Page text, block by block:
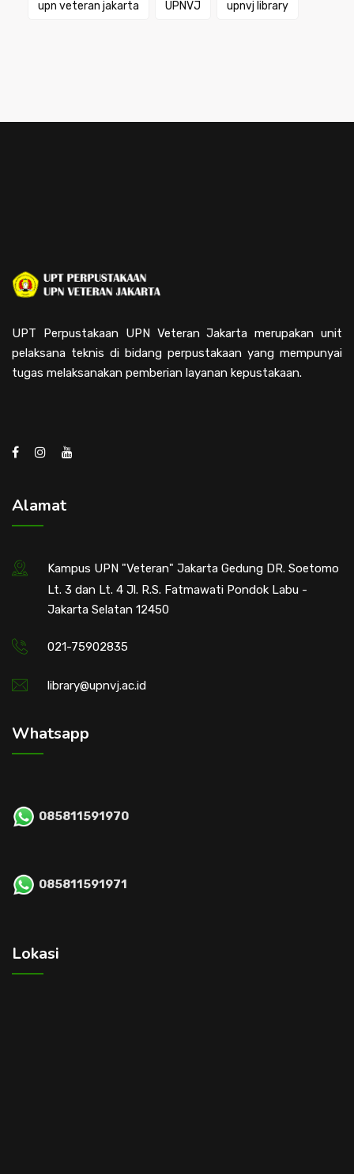
upn veteran jakarta UPNVJ upnvj library
UPT Perpustakaan UPN Veteran Jakarta merupakan unit
pelaksana teknis di bidang perpustakaan yang mempunyai
tugas melaksanakan pemberian layanan kepustakaan.
Alamat
Kampus UPN "Veteran" Jakarta Gedung DR. Soetomo
Lt. 3 dan Lt. 4 Jl. R.S. Fatmawati Pondok Labu -
Jakarta Selatan 12450
021-75902835
library@upnvj.ac.id
Whatsapp
085811591970
085811591971
Lokasi